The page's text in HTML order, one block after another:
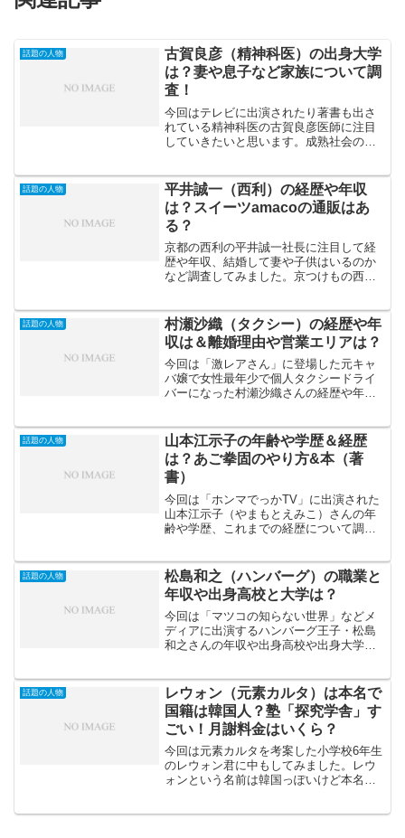
話題の人物
古賀良彦（精神科医）の出身大学
は？妻や息子など家族について調
査！
今回はテレビに出演されたり著書も出さ
れている精神科医の古賀良彦医師に注目
していきたいと思います。成熟社会の日
で、精神科医の存在が重要になってくる
と思います。精神科医の古賀...
話題の人物
平井誠一（西利）の経歴や年収
は？スイーツamacoの通販はあ
る？
京都の西利の平井誠一社長に注目して経
歴や年収、結婚して妻や子供はいるのか
など調査してみました。京つけもの西利
また、これまでの漬物だけにとどまらず
「すぐき」という京野...
話題の人物
村瀬沙織（タクシー）の経歴や年
収は＆離婚理由や営業エリアは？
今回は「激レアさん」に登場した元キャ
バ嬢で女性最年少で個人タクシードライ
バーになった村瀬沙織さんの経歴や年
イバーという異色の経歴の持ち主である
村瀬沙織さん。キッカケや現...
話題の人物
山本江示子の年齢や学歴＆経歴
は？あご拳固のやり方&本（著
書）
今回は「ホンマでっかTV」に出演された
山本江示子（やまもとえみこ）さんの年
齢や学歴、これまでの経歴について調査
固のやり方についてもお伝えしていきま
す。山本江示子（やまも...
話題の人物
松島和之（ハンバーグ）の職業と
年収や出身高校と大学は？
今回は「マツコの知らない世界」などメ
ディアに出演するハンバーグ王子・松島
和之さんの年収や出身高校や出身大学と
島和之さんは年間400食ハンバーグを食べ
るんだそうですよ！い...
話題の人物
レウォン（元素カルタ）は本名で
国籍は韓国人？塾「探究学舎」す
ごい！月謝料金はいくら？
今回は元素カルタを考案した小学校6年生
のレウォン君に中もしてみました。レウ
ォンという名前は韓国っぽいけど本名な